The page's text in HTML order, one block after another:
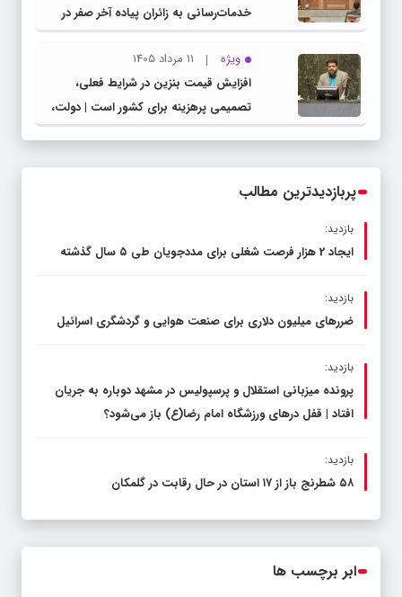
خدمات‌رسانی به زائران پیاده آخر صفر در
شهرستان چناران
ویژه
11 مرداد 1405
افزایش قیمت بنزین در شرایط فعلی،
تصمیمی پرهزینه برای کشور است | دولت،
قاچاق سوخت و عوامل اصلی ناترازی را
پربازدیدترین مطالب
بازدید:
ایجاد 2 هزار فرصت شغلی برای مددجویان طی ۵ سال گذشته
بازدید:
ضررهای میلیون دلاری برای صنعت هوایی و گردشگری اسرائیل
بازدید:
پرونده میزبانی استقلال و پرسپولیس در مشهد دوباره به جریان
افتاد | قفل در‌های ورزشگاه امام رضا(ع) باز می‌شود؟
بازدید:
۵۸ شطرنج‌ باز از ۱۷ استان در حال رقابت در گلمکان
ابر برچسب ها